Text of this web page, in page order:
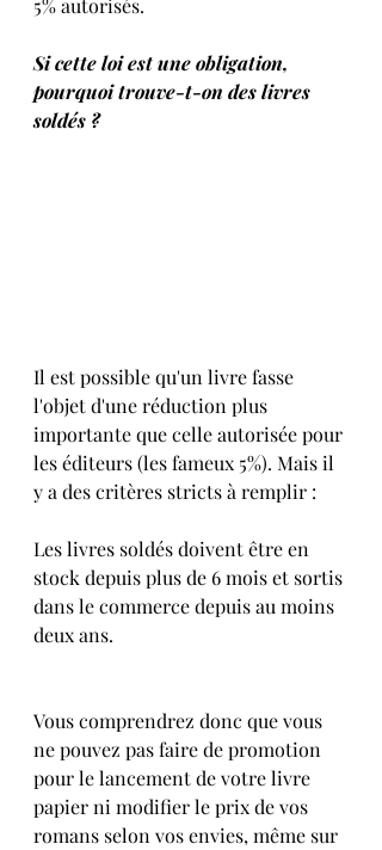
5% autorisés.
Si cette loi est une obligation,
pourquoi trouve-t-on des livres
soldés ?
Il est possible qu'un livre fasse
l'objet d'une réduction plus
importante que celle autorisée pour
les éditeurs (les fameux 5%). Mais il
y a des critères stricts à remplir :
Les livres soldés doivent être en
stock depuis plus de 6 mois et sortis
dans le commerce depuis au moins
deux ans.
Vous comprendrez donc que vous
ne pouvez pas faire de promotion
pour le lancement de votre livre
papier ni modifier le prix de vos
romans selon vos envies, même sur